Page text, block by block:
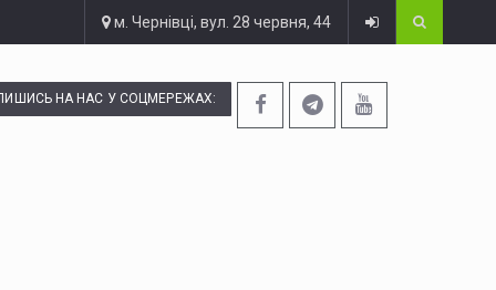
м. Чернівці, вул. 28 червня, 44
НА НАС У СОЦМЕРЕЖАХ: